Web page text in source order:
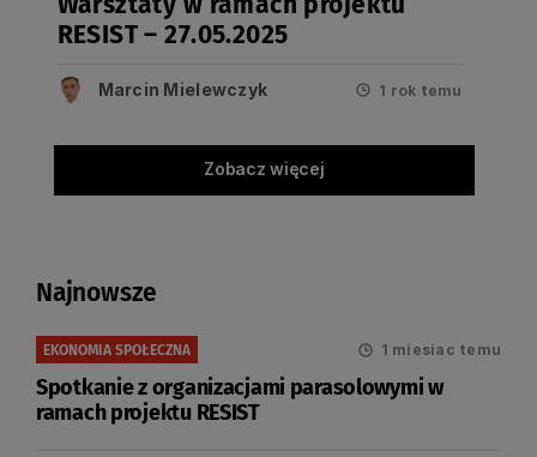
RESIST – 27.05.2025
Marcin Mielewczyk 1 rok temu
Zobacz więcej
Najnowsze
EKONOMIA SPOŁECZNA 1 miesiac temu
Spotkanie z organizacjami parasolowymi w
ramach projektu RESIST